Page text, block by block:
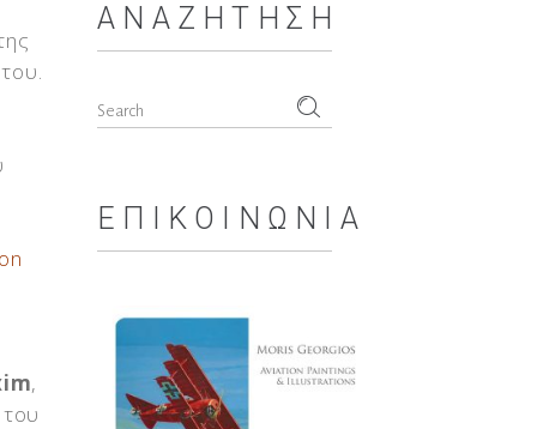
,
του
ΑΝΑΖΉΤΗΣΗ
Search
ΕΠΙΚΟΙΝΩΝΊΑ